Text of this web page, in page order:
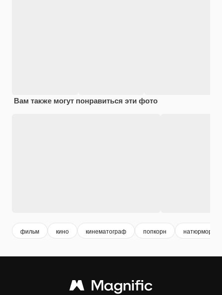
Вам также могут понравиться эти фото
фильм кино кинематограф попкорн натюрморт